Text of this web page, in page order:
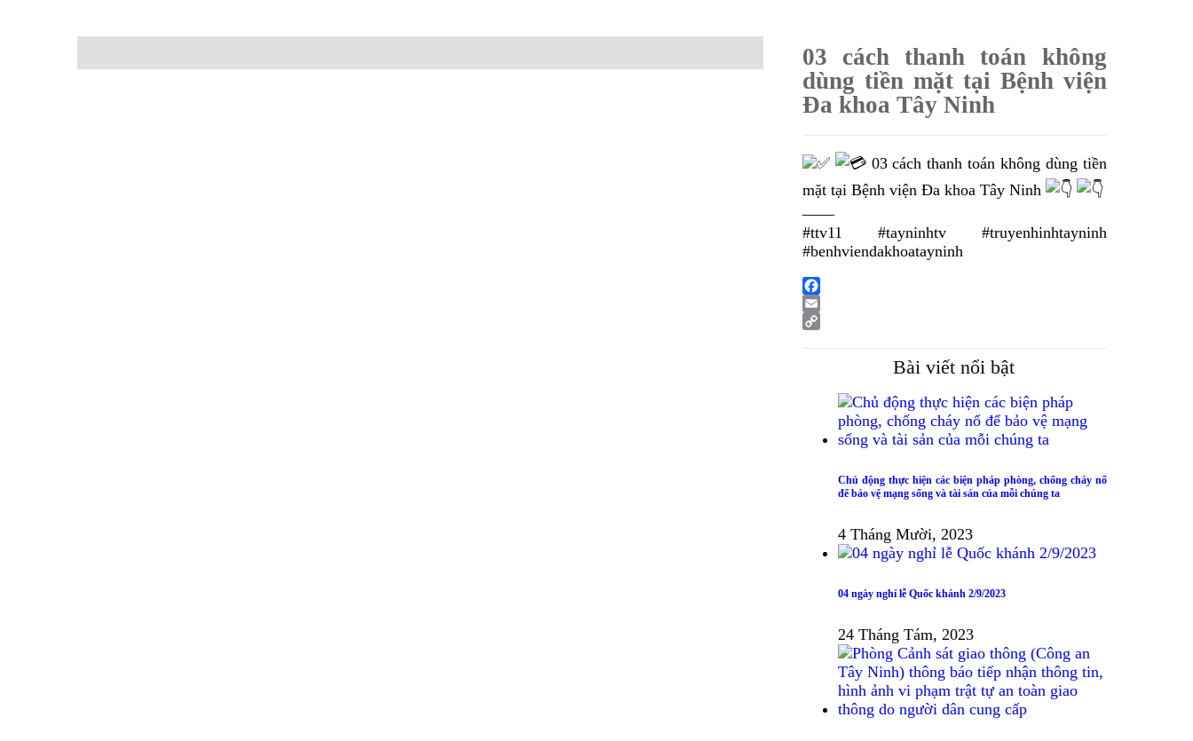
03 cách thanh toán không
dùng tiền mặt tại Bệnh viện
Đa khoa Tây Ninh
03 cách thanh toán không dùng tiền
mặt tại Bệnh viện Đa khoa Tây Ninh
——
#ttv11 #tayninhtv #truyenhinhtayninh
#benhviendakhoatayninh
Facebook
Email
Bài viết nổi bật
Chủ động thực hiện các biện pháp phòng, chống cháy nổ
để bảo vệ mạng sống và tài sản của mỗi chúng ta
4 Tháng Mười, 2023
04 ngày nghỉ lễ Quốc khánh 2/9/2023
24 Tháng Tám, 2023